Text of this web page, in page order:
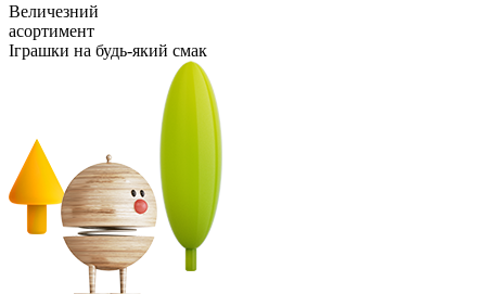
Величезний
асортимент
Іграшки на будь-який смак